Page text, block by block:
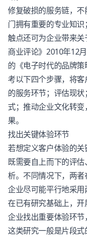
修复破损的服务链，
门拥有重要的专业知
触点还可为企业带来
商业评论》2010年12
的《电子时代的品牌
考以下四个步骤，将客
的服务环节；评估现
式；推动企业文化转
果。
找出关键体验环节
若想定义客户体验的关
既需要自上而下的评
析。不同情况下，两
企业尽可能平行地采用
在已有研究基础上，
企业找出重要体验环
这类研究一般是片段